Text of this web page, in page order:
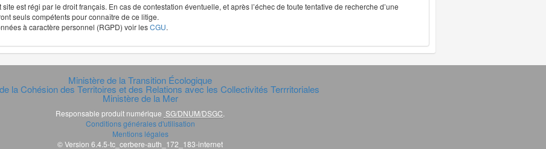
est régi par le droit français. En cas de contestation éventuelle, et après l’échec de toute tentative de recherche d’une
seuls compétents pour connaître de ce litige.
à caractère personnel (RGPD) voir lesCGU.
Ministère de la Transition Écologique
la Cohésion des Territoires et des Relations avec les Collectivités Terrritoriales
Ministère de la Mer
Responsable produit numérique SG/DNUM/DSGC
Conditions générales d'utilisation
Mentions légales
© Version 6.4.5-tc_cerbere-auth_172_183-internet